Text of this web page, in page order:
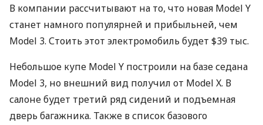
В компании рассчитывают на то, что новая Model Y
станет намного популярней и прибыльней, чем
Model 3. Стоить этот электромобиль будет $39 тыс.
Небольшое купе Model Y построили на базе седана
Model 3, но внешний вид получил от Model X. В
салоне будет третий ряд сидений и подъемная
дверь багажника. Также в список базового